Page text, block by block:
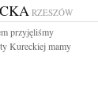
RZESZÓW
przyjęliśmy
Kureckiej mamy